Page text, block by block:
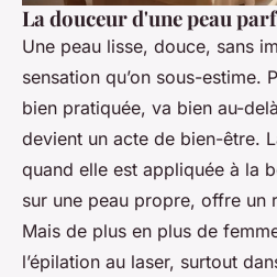
La douceur d'une peau
Une peau lisse, douce, sans
sensation qu’on sous-estime.
bien pratiquée, va bien au-
devient un acte de bien-être.
quand elle est appliquée à la
sur une peau propre, offre un
Mais de plus en plus de
l’épilation au laser, surtout